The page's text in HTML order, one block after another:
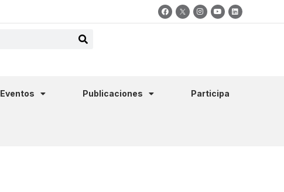
Eventos Publicaciones
Participa